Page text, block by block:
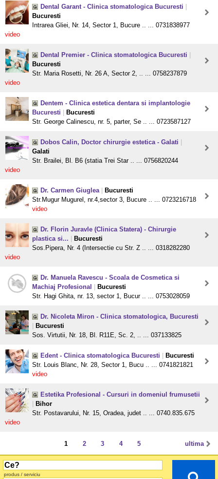
Dental Garant - Clinica stomatologica Bucuresti
Bucuresti
Intrarea Gliei, Nr. 14, Sector 1, Bucure .. ... 0731838977
video
Dental Premier - Clinica stomatologica Bucuresti
Bucuresti
Str. Maria Rosetti, Nr. 26 A, Sector 2, .. ... 0758237879
video
Dentem - Clinica estetica dentara si implantologie
Bucuresti
Bucuresti
Str. George Calinescu, nr. 5, parter, Se .. ... 0723587127
Dobos Calin, Doctor chirurgie estetica - Galati
Galati
Str. Brailei, Bl. B6 (statia Trei Star .. ... 0756820244
video
Dr. Carmen Giuglea
Bucuresti
Str.Mugur Mugurel, nr.4,sector 3, Bucure .. ... 0723216718
video
Dr. Florin Juravle (Clinica Statera) - Chirurgie
plastica si...
Bucuresti
Sos.Pipera, Nr. 4 (Intersectie cu Str. Z .. ... 0318282280
video
Dr. Manuela Ravescu - Scoala de Cosmetica si
Machiaj Profesional
Bucuresti
Str. Hagi Ghita, nr. 13, sector 1, Bucur .. ... 0753028059
Dr. Nicoleta Miron - Clinica stomatologica, Bucuresti
Bucuresti
Sos. Virtutii, Nr. 18, Bl. R11E, Sc. 2, .. ... 037133825
Edent - Clinica stomatologica Bucuresti
Bucuresti
Str. Louis Blanc, Nr. 28, Sector 1, Bucu .. ... 0741821821
video
Estetika Profesional - Cursuri in domeniul frumusetii
Bihor
Str. Postavarului, Nr. 15, Oradea, judet .. ... 0740.835.675
video
ultima
1 2 3 4 5
produs / serviciu